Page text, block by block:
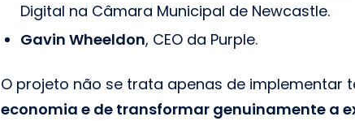
Digital na Câmara Municipal de Newcastle.
Gavin Wheeldon, CEO da Purple.
O projeto não se trata apenas de implementar
economia e de transformar genuinamente a